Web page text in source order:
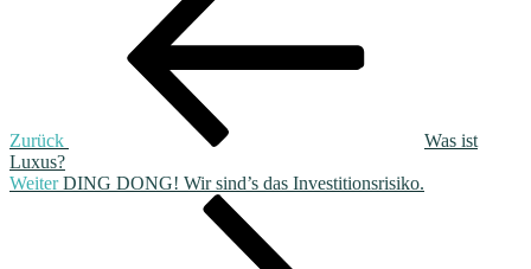
Zurück
Was ist
Luxus?
Nächster
Weiter DING DONG! Wir sind’s das Investitionsrisiko.